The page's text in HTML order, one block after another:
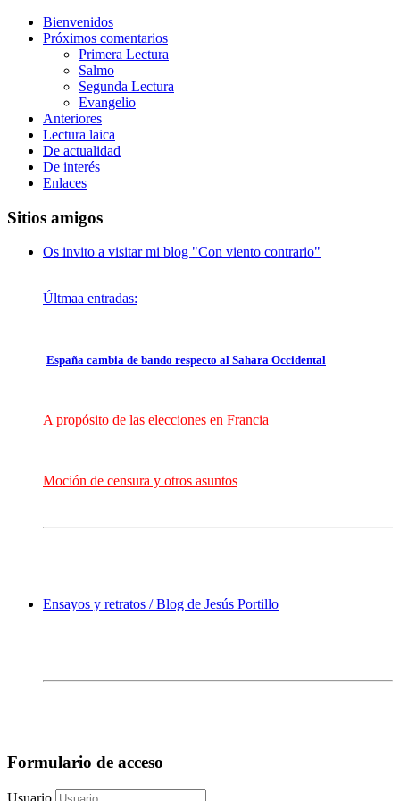
Bienvenidos
Próximos comentarios
Primera Lectura
Salmo
Segunda Lectura
Evangelio
Anteriores
Lectura laica
De actualidad
De interés
Enlaces
Sitios amigos
Os invito a visitar mi blog "Con viento contrario"
Últmaa entradas:
España cambia de bando respecto al Sahara Occidental
A propósito de las elecciones en Francia
Moción de censura y otros asuntos
Ensayos y retratos / Blog de Jesús Portillo
Formulario de acceso
Usuario